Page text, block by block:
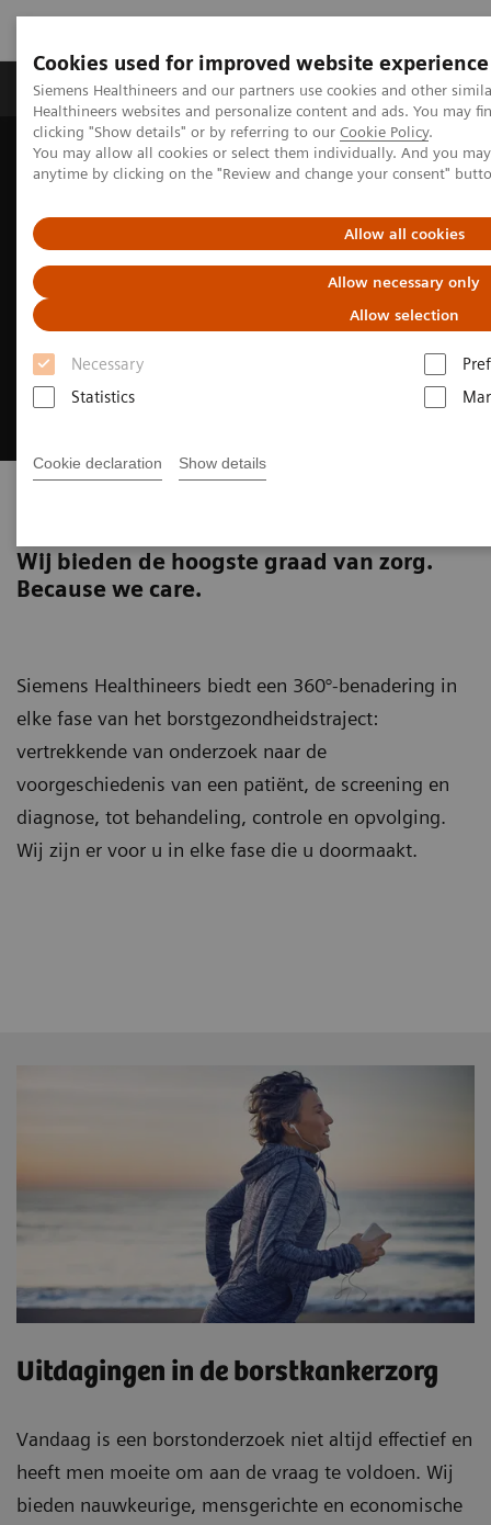
Cookies used for improved website experience
Siemens Healthineers and our partners use cookies and other
Healthineers websites and personalize content and ads. You may
clicking "Show details" or by referring to our Cookie Policy.
You may allow all cookies or select them individually. And you
anytime by clicking on the "Review and change your consent"
Allow all cookies
Allow necessary only
Allow selection
Necessary
Statistics
Cookie declaration Show details
Producten & Services Over ons
Home Clinical Fields Cancer Care Breast Cancer
Wij bieden de hoogste graad van zorg.
Because we care.
Siemens Healthineers biedt een 360°-benadering in
elke fase van het borstgezondheidstraject:
vertrekkende van onderzoek naar de
voorgeschiedenis van een patiënt, de screening en
diagnose, tot behandeling, controle en opvolging.
Wij zijn er voor u in elke fase die u doormaakt.
Uitdagingen in de borstkankerzorg
Vandaag is een borstonderzoek niet altijd effectief en
heeft men moeite om aan de vraag te voldoen. Wij
bieden nauwkeurige, mensgerichte en economische